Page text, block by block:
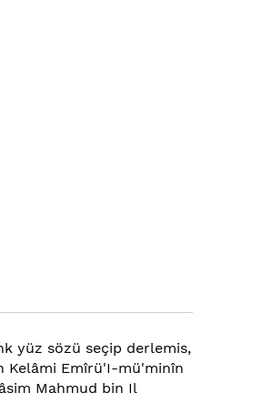
yüz sözü seçip derlemis,
Kelâmi Emîrü'I-mü'minîn
Mahmud bin Il